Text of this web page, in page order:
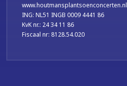
www.houtmansplantsoenconcerten.nl
ING: NL51 INGB 0009 4441 86
KvK nr.: 24 34 11 86
Fiscaal nr: 8128.54.020